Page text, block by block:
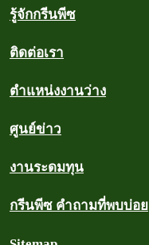
รู้จักกรีนพีซ
ติดต่อเรา
ตำแหน่งงานว่าง
ศูนย์ข่าว
งานระดมทุน
กรีนพีซ คำถามที่พบบ่อย